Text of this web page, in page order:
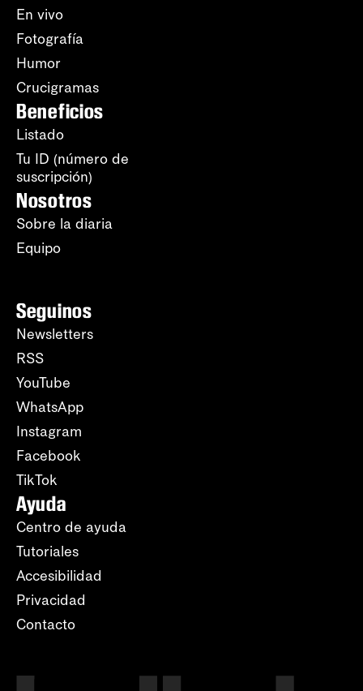
En vivo
Fotografía
Humor
Crucigramas
Beneficios
Listado
Tu ID (número de
suscripción)
Nosotros
Sobre la diaria
Equipo
Seguinos
Newsletters
RSS
YouTube
WhatsApp
Instagram
Facebook
TikTok
Ayuda
Centro de ayuda
Tutoriales
Accesibilidad
Privacidad
Contacto